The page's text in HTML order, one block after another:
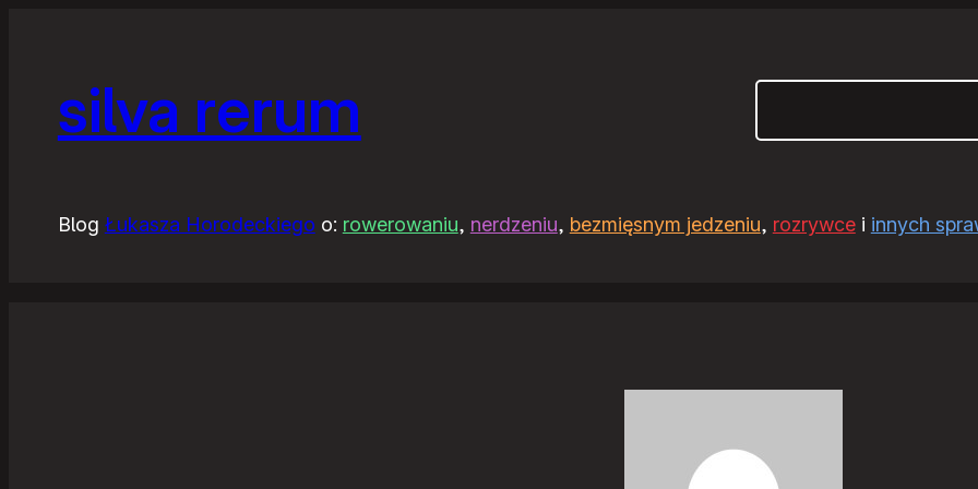
silva rerum
Blog Łukasza Horodeckiego o: rowerowaniu, nerdzeniu, bezmięsnym jedzeniu, rozrywcei innych